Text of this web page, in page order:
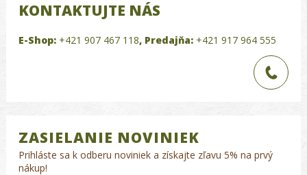
KONTAKTUJTE NÁS
E-Shop: +421 907 467 118, Predajňa: +421 917 964 555
ZASIELANIE NOVINIEK
Prihláste sa k odberu noviniek a získajte zľavu 5% na prvý
nákup!